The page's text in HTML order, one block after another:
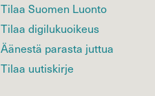
Tilaa Suomen Luonto
Tilaa digilukuoikeus
Äänestä parasta juttua
Tilaa uutiskirje